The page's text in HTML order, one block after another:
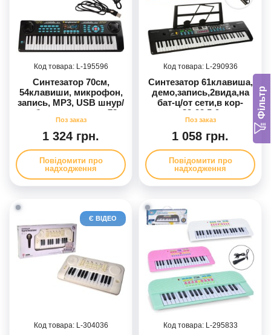
Фільтр
195596
Синтезатор 70см,
54клавиши, микрофон,
запись, МР3, USB шнур/
на бат-ке, в кор-ке, 78-
26-9см
1 324 грн.
Повідомити про
надходження
290936
Синтезатор 61клавиша,
демо,запись,2вида,на
бат-ц/от сети,в кор-
це,83-23,5-9см
1 058 грн.
Повідомити про
надходження
Є ВІДЕО
304036 295833